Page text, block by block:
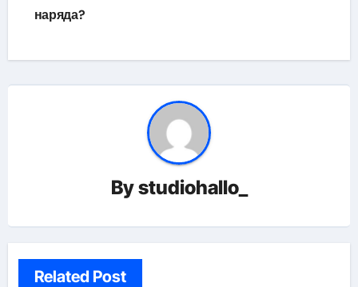
наряда?
Bystudiohallo_
Related Post